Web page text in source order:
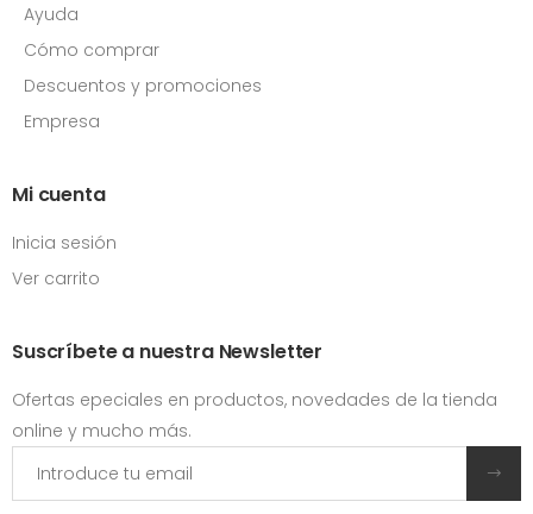
Ayuda
Cómo comprar
Descuentos y promociones
Empresa
Mi cuenta
Inicia sesión
Ver carrito
Suscríbete a nuestra Newsletter
Ofertas epeciales en productos, novedades de la tienda
online y mucho más.